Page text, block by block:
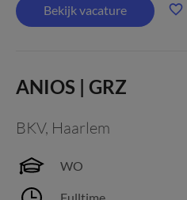
Bekijk vacature
ANIOS | GRZ
BKV, Haarlem
WO